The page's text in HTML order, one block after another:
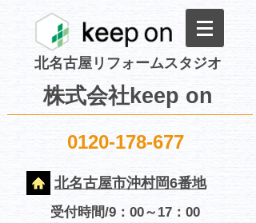
北名古屋リフォームスタジオ
株式会社keep on
0120-178-677
北名古屋市沖村岡6番地
受付時間/9：00～17：00